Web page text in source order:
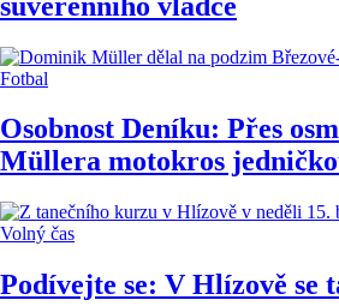
Fotbal
Osobnost Deníku: Přes
Müllera motokros
Volný čas
Podívejte se: V Hlízově se